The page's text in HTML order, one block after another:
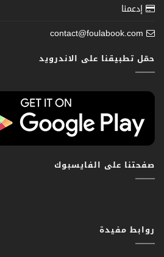
إدعمنا
contact@foulabook.com
حمّل تطبيقنا على الاندرويد
صفحتنا على الفايسبوك
روابط مفيدة